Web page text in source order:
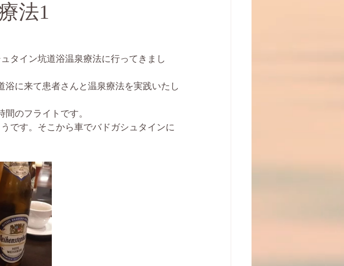
法1
タイン坑道浴温泉療法に行ってきまし
に来て患者さんと温泉療法を実践いたし
のフライトです。
です。そこから車でバドガシュタインに